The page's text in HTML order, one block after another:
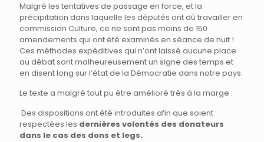
Malgré les tentatives de passage en force, et la
précipitation dans laquelle les députés ont dû travailler en
commission Culture, ce ne sont pas moins de 150
amendements qui ont été examinés en séance de nuit !
Ces méthodes expéditives qui n’ont laissé aucune place
au débat sont malheureusement un signe des temps et
en disent long sur l’état de la Démocratie dans notre pays.
Le texte a malgré tout pu être amélioré très à la marge :
Des dispositions ont été introduites afin que soient
respectées les dernières volontés des donateurs
dans le cas des dons et legs.